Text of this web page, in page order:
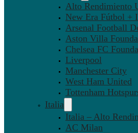
Alto Rendimiento
New Era Fútbol +
Arsenal Football
Aston Villa
Chelsea FC
Liverpool
Manchester City
West Ham United
Tottenham
Italia
Italia – Alto
AC Milan